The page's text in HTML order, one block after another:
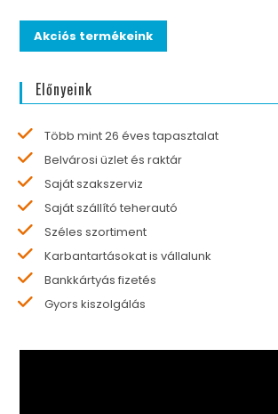
Akciós termékeink
Előnyeink
Több mint 26 éves tapasztalat
Belvárosi üzlet és raktár
Saját szakszerviz
Saját szállító teherautó
Széles szortiment
Karbantartásokat is vállalunk
Bankkártyás fizetés
Gyors kiszolgálás